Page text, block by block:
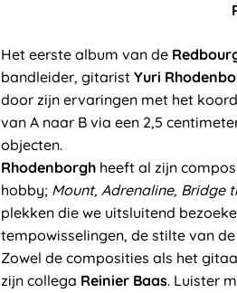
Het eerste album van de
bandleider, gitarist Yuri
door zijn ervaringen met het
van A naar B via een 2,5
objecten.
Rhodenborgh heeft al zijn
hobby; Mount, Adrenaline, Bridge
plekken die we uitsluitend
tempowisselingen, de stilte van
Zowel de composities als het
zijn collega Reinier Baas. Luister